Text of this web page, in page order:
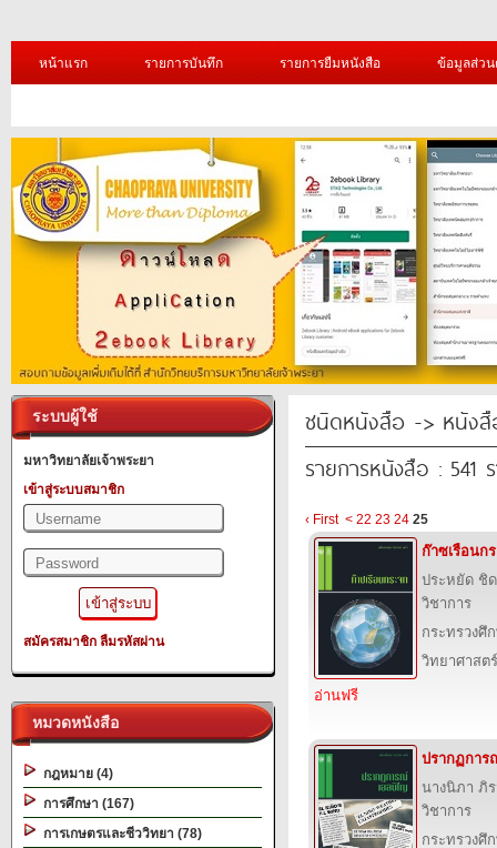
หน้าแรก รายการบันทึก รายการยืมหนังสือ ข้อมูลส่ว
ระบบผู้ใช้
มหาวิทยาลัยเจ้าพระยา
เข้าสู่ระบบสมาชิก
สมัครสมาชิก ลืมรหัสผ่าน
หมวดหนังสือ
กฎหมาย (4)
การศึกษา (167)
การเกษตรและชีววิทยา (78)
ชนิดหนังสือ -> หนังสื
รายการหนังสือ : 541
‹ First < 22 23 24 25
ก๊าซเรือนก
ประหยัด ชิ
วิชาการ
กระทรวงศึ
วิทยาศาสตร์
อ่านฟรี
ปรากฏการ
นางนิภา ภิ
วิชาการ
กระทรวงศึ